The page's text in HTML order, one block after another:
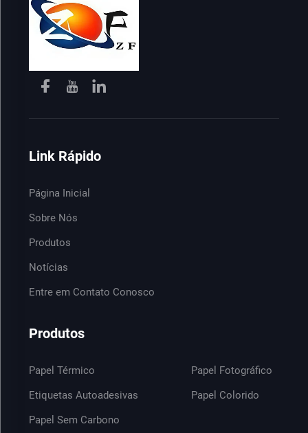
Link Rápido
Página Inicial
Sobre Nós
Produtos
Notícias
Entre em Contato Conosco
Produtos
Papel Térmico
Etiquetas Autoadesivas
Papel Sem Carbono
Papel Fotográfico
Papel Colorido